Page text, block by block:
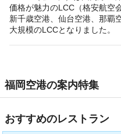
価格が魅力のLCC（格安航空
新千歳空港、仙台空港、那覇
大規模のLCCとなりました。
福岡空港の案内特集
おすすめのレストラン